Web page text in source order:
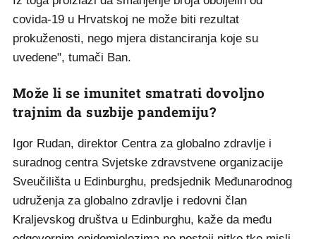
covida-19 u Hrvatskoj ne može biti rezultat
prokuženosti, nego mjera distanciranja koje su
uvedene", tumači Ban.
Može li se imunitet smatrati dovoljno
trajnim da suzbije pandemiju?
Igor Rudan, direktor Centra za globalno zdravlje i
suradnog centra Svjetske zdravstvene organizacije
Sveučilišta u Edinburghu, predsjednik Međunarodnog
udruženja za globalno zdravlje i redovni član
Kraljevskog društva u Edinburghu, kaže da među